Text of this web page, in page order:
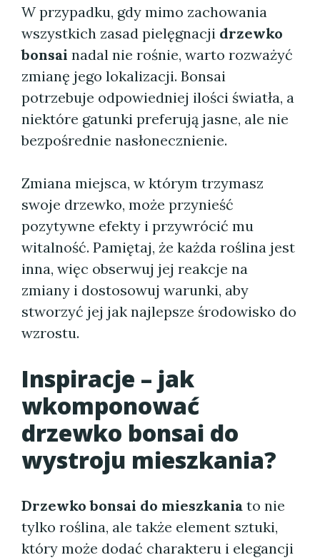
W przypadku, gdy mimo zachowania
wszystkich zasad pielęgnacji drzewko
bonsai nadal nie rośnie, warto rozważyć
zmianę jego lokalizacji. Bonsai
potrzebuje odpowiedniej ilości światła, a
niektóre gatunki preferują jasne, ale nie
bezpośrednie nasłonecznienie.
Zmiana miejsca, w którym trzymasz
swoje drzewko, może przynieść
pozytywne efekty i przywrócić mu
witalność. Pamiętaj, że każda roślina jest
inna, więc obserwuj jej reakcje na
zmiany i dostosowuj warunki, aby
stworzyć jej jak najlepsze środowisko do
wzrostu.
Inspiracje – jak
wkomponować
drzewko bonsai do
wystroju mieszkania?
Drzewko bonsai do mieszkania to nie
tylko roślina, ale także element sztuki,
który może dodać charakteru i elegancji